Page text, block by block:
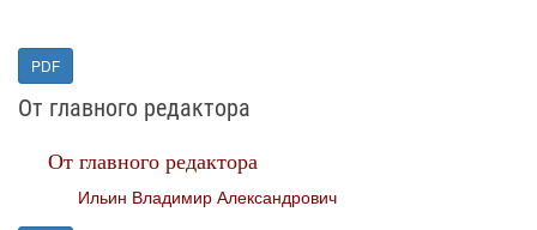
PDF
От главного редактора
От главного редактора
Ильин Владимир Александрович